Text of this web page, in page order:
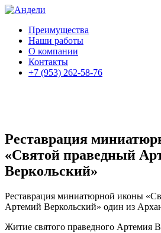
Преимущества
Наши работы
О компании
Контакты
+7 (953) 262-58-76
Реставрация
«Святой праведный
Веркольский»
Реставрация миниатюрной иконы
Артемий Веркольский» один из
Житие святого праведного Артемия